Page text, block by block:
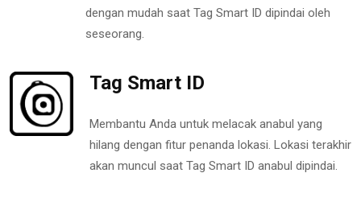
dengan mudah saat Tag Smart ID dipindai oleh
seseorang.
Tag Smart ID
Membantu Anda untuk melacak anabul yang
hilang dengan fitur penanda lokasi. Lokasi terakhir
akan muncul saat Tag Smart ID anabul dipindai.